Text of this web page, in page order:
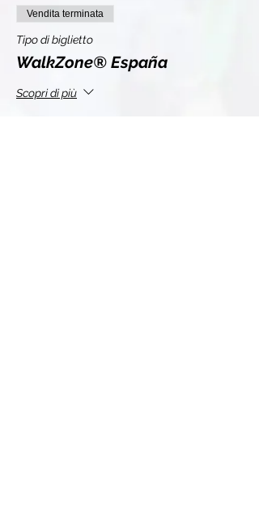
Vendita terminata
Tipo di biglietto
WalkZone® España
Scopri di più